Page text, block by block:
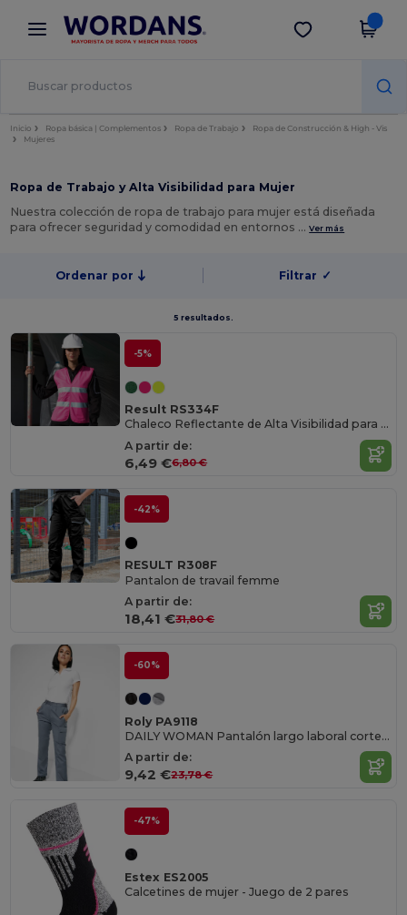
× App de Wordans
¡Mejores precios en app!
Descargar app
Inicio Ropa básica | Complementos Ropa de Trabajo
Ropa de Construcción & High - Vis
Mujeres
Ropa de Trabajo y Alta Visibilidad para Mujer
Nuestra colección de ropa de trabajo para mujer está diseñada
para ofrecer seguridad y comodidad en entornos …Ver más
Ordenar por Filtrar ✓
5 resultados.
-5%
Result RS334F
Chaleco Reflectante de Alta Visibilidad para Mujeres
A partir de:
6,49 €6,80 €
-42%
RESULT R308F
Pantalon de travail femme
A partir de:
18,41 €31,80 €
-60%
Roly PA9118
DAILY WOMAN Pantalón largo laboral corte recto y tejido resistente
A partir de:
9,42 €23,78 €
-47%
Estex ES2005
Calcetines de mujer - Juego de 2 pares